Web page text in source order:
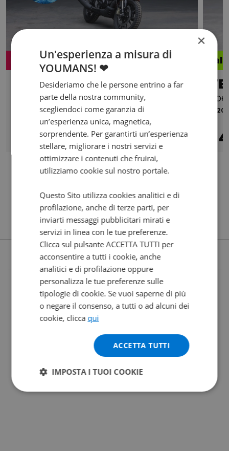
Promo
TVS MOTOR Ronin 250
3 km | 225 cc | 20.1 Hp | 14.8 Kw
€ 3.800
3.500 €71/mese
2020
×
Un'esperienza a misura di
YOUMANS! ❤
Desideriamo che le persone entrino a far
parte della nostra community,
scegliendoci come garanzia di
un’esperienza unica, magnetica,
sorprendente. Per garantirti un’esperienza
stellare, migliorare i nostri servizi e
ottimizzare i contenuti che fruirai,
utilizziamo cookie sul nostro portale.
Questo Sito utilizza cookies analitici e di
profilazione, anche di terze parti, per
inviarti messaggi pubblicitari mirati e
servizi in linea con le tue preferenze.
Clicca sul pulsante ACCETTA TUTTI per
acconsentire a tutti i cookie, anche
analitici e di profilazione oppure
personalizza le tue preferenze sulle
tipologie di cookie. Se vuoi saperne di più
o negare il consenso, a tutti o ad alcuni dei
cookie, clicca qui
ACCETTA TUTTI
IMPOSTA I TUOI COOKIE